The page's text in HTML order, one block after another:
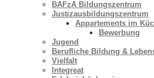
BAFzA Bildungszentrum
Justizausbildungszentrum
Appartements im
Bewerbung
Jugend
Berufliche Bildung &
Vielfalt
Integreat